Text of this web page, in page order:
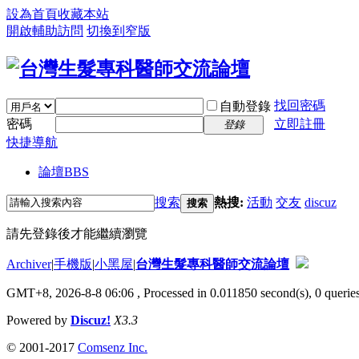
設為首頁收藏本站
開啟輔助訪問 切換到窄版
自動登錄 找回密碼
密碼
登錄
立即註冊
快捷導航
論壇BBS
搜索 搜索 熱搜: 活動 交友 discuz
請先登錄後才能繼續瀏覽
Archiver|手機版|小黑屋|台灣生髮專科醫師交流論壇
GMT+8, 2026-8-8 06:06 , Processed in 0.011850 second(s), 0
Powered by Discuz! X3.3
© 2001-2017 Comsenz Inc.